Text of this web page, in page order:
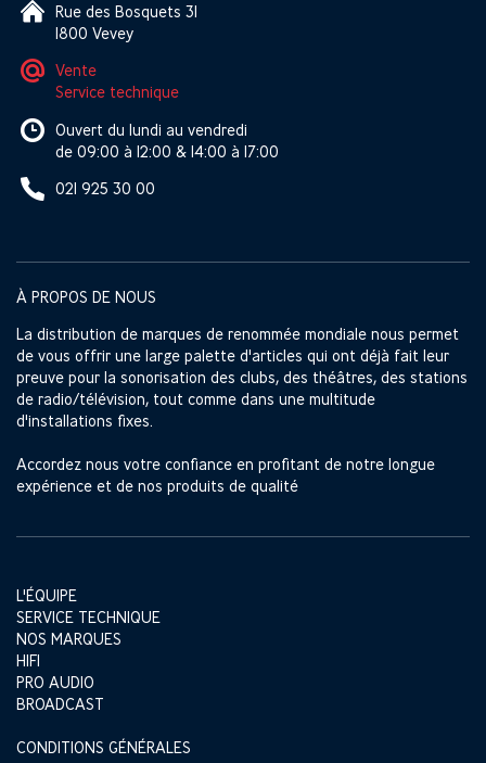
Rue des Bosquets 31
1800 Vevey
Vente
Service technique
Ouvert du lundi au vendredi
de 09:00 à 12:00 & 14:00 à 17:00
021 925 30 00
À PROPOS DE NOUS
La distribution de marques de renommée mondiale nous permet
de vous offrir une large palette d'articles qui ont déjà fait leur
preuve pour la sonorisation des clubs, des théâtres, des stations
de radio/télévision, tout comme dans une multitude
d'installations fixes.
Accordez nous votre confiance en profitant de notre longue
expérience et de nos produits de qualité
L'ÉQUIPE
SERVICE TECHNIQUE
NOS MARQUES
HIFI
PRO AUDIO
BROADCAST
CONDITIONS GÉNÉRALES